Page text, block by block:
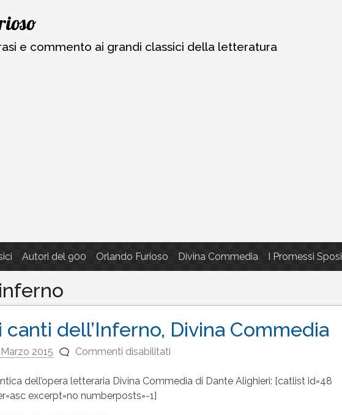
e commento ai grandi classici della letteratura
Autori del 900 Orlando Furioso Divina Commedia I Promessi Sposi
canti dell’Inferno, Divina Commedia
2015 Commenti disabilitatisu
dei
dell’opera letteraria Divina Commedia di Dante Alighieri: [catlist id=48
excerpt=no numberposts=-1]